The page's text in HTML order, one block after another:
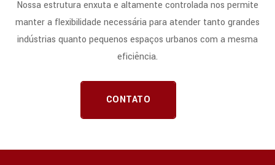
Nossa estrutura enxuta e altamente controlada nos permite
manter a flexibilidade necessária para atender tanto grandes
indústrias quanto pequenos espaços urbanos com a mesma
eficiência.
CONTATO